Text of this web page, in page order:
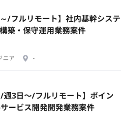
/フルリモート】社内基幹システ
築・保守運用業務案件
ニア
-
/週3日〜/フルリモート】ポイン
ービス開発開発業務案件